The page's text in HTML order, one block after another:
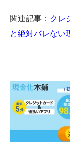
関連記事： クレ
と絶対バレない